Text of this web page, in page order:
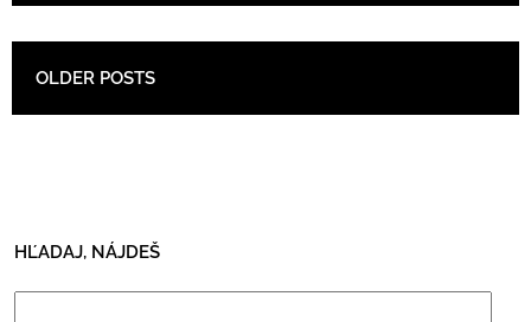
POST NAVIGATION
OLDER POSTS
HĽADAJ, NÁJDEŠ